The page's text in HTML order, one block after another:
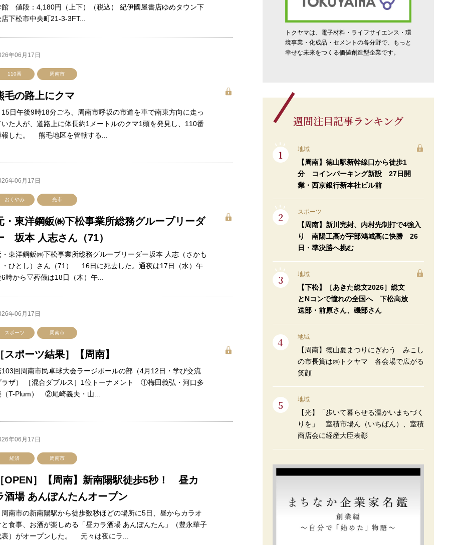
館 値段：4,180円（上下）（税込） 紀伊國屋書店ゆめタウン下
下松市中央町21-3-3FT...
年06月17日
110番 周南市
毛の路上にクマ
日午後9時18分ごろ、周南市呼坂の市道を車で南東方向に走っ
いた人が、道路上に体長約1メートルのクマ1頭を発見し、110番
報した。 熊毛地区を管轄する...
年06月17日
おくやみ 光市
・東洋鋼鈑㈱下松事業所総務グループリーダ
坂本 人志さん（71）
・東洋鋼鈑㈱下松事業所総務グループリーダー坂本 人志（さかも
・ひとし）さん（71） 16日に死去した。通夜は17日（水）午
6時から▽葬儀は18日（木）午...
年06月17日
スポーツ 周南市
スポーツ結果］【周南】
103回周南市民卓球大会ラージボールの部（4月12日・学び交流
ラザ） ［混合ダブルス］1位トーナメント ①梅田義弘・河口多
（T-Plum） ②尾崎義夫・山...
年06月17日
経済 周南市
OPEN］【周南】新南陽駅徒歩5秒！ 昼カ
酒場 あんぽんたんオープン
南市の新南陽駅から徒歩数秒ほどの場所に5日、昼からカラオ
と食事、お酒が楽しめる「昼カラ酒場 あんぽんたん」（豊永華子
表）がオープンした。 元々は夜にラ...
トクヤマは、電子材料・ライフサイエンス・環
境事業・化成品・セメントの各分野で、もっと
幸せな未来をつくる価値創造型企業です。
週間注目記事ランキング
地域
【周南】徳山駅新幹線口から徒歩1
分 コインパーキング新設 27日開
業・西京銀行新本社ビル前
スポーツ
【周南】新川完封、内村先制打で4強入
り 南陽工高が宇部鴻城高に快勝 26
日・準決勝へ挑む
地域
【下松】［あきた総文2026］総文
とNコンで憧れの全国へ 下松高放
送部・前原さん、磯部さん
地域
【周南】徳山夏まつりにぎわう みこし
の市長賞は㈱トクヤマ 各会場で広がる
笑顔
地域
【光】「歩いて暮らせる温かいまちづく
りを」 室積市場ん（いちばん）、室積
商店会に経産大臣表彰